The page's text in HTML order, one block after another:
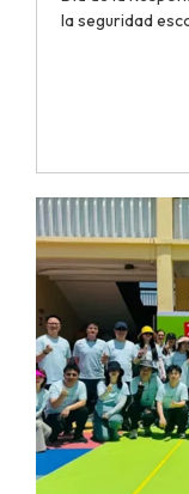
la seguridad